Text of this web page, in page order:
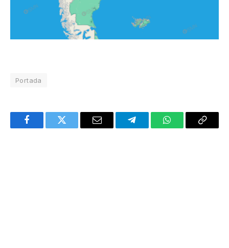
Portada
FacebookTwitter Email TelegramWhatsAppCopy